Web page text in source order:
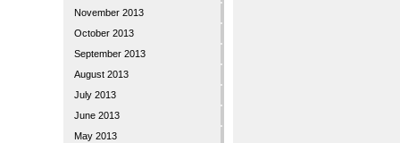
November 2013
October 2013
September 2013
August 2013
July 2013
June 2013
May 2013